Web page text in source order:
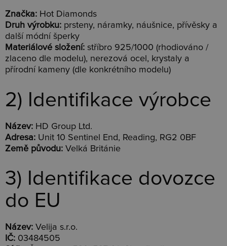
Značka: Hot Diamonds
Druh výrobku: prsteny, náramky, náušnice, přívěsky a
další módní šperky
Materiálové složení: stříbro 925/1000 (rhodiováno /
zlaceno dle modelu), nerezová ocel, krystaly a
přírodní kameny (dle konkrétního modelu)
2) Identifikace výrobce
Název: HD Group Ltd.
Adresa: Unit 10 Sentinel End, Reading, RG2 0BF
Země původu: Velká Británie
3) Identifikace dovozce
do EU
Název: Velija s.r.o.
IČ: 03484505